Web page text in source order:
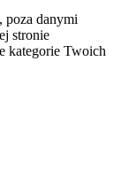
poza danymi
stronie
kategorie Twoich